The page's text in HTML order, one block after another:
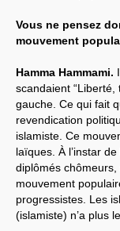
Vous ne pensez
mouvement
Hamma Hammami.
scandaient “Liberté,
gauche. Ce qui fait
revendication
islamiste. Ce
laïques. À l’instar
diplômés
mouvement
progressistes. Les
(islamiste) n’a plus